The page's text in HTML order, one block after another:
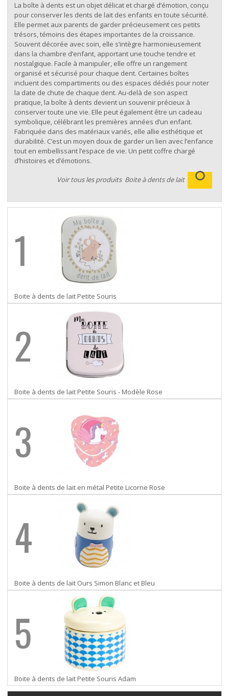
La boîte à dents est un objet délicat et chargé d’émotion, conçu
pour conserver les dents de lait des enfants en toute sécurité.
Elle permet aux parents de garder précieusement ces petits
trésors, témoins des étapes importantes de la croissance.
Souvent décorée avec soin, elle s’intègre harmonieusement
dans la chambre d’enfant, apportant une touche tendre et
nostalgique. Facile à manipuler, elle offre un rangement
organisé et sécurisé pour chaque dent. Certaines boîtes
incluent des compartiments ou des espaces dédiés pour noter
la date de chute de chaque dent. Au-delà de son aspect
pratique, la boîte à dents devient un souvenir précieux à
conserver toute une vie. Elle peut également être un cadeau
symbolique, célébrant les premières années d’un enfant.
Fabriquée dans des matériaux variés, elle allie esthétique et
durabilité. C’est un moyen doux de garder un lien avec l’enfance
tout en embellissant l’espace de vie. Un petit coffre chargé
d’histoires et d’émotions.
Voir tous les produits Boite à dents de lait
1
Boite à dents de lait Petite Souris
2
Boite à dents de lait Petite Souris - Modèle Rose
3
Boite à dents de lait en métal Petite Licorne Rose
4
Boite à dents de lait Ours Simon Blanc et Bleu
5
Boite à dents de lait Petite Souris Adam